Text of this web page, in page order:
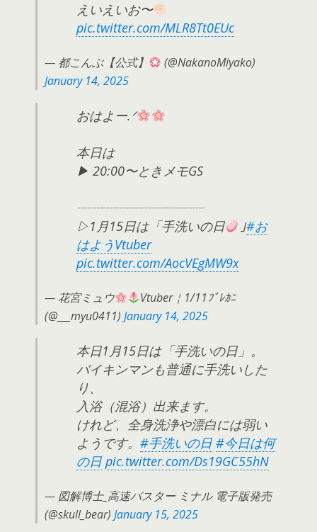
えいえいお〜
pic.twitter.com/MLR8Tt0EUc
— 都こんぶ【公式】
(@NakanoMiyako)
January 14, 2025
おはよー.ᐟ
本日は
▶ 20:00〜ときメモGS
┈┈┈┈┈┈┈┈┈┈
▷1月15日は「手洗いの日
｣#お
はようVtuber
pic.twitter.com/AocVEgMW9x
— 花宮ミュウ
Vtuber￤1/11ﾌﾞﾚｶﾆ
(@___myu0411) January 14, 2025
本日1月15日は「手洗いの日」。
バイキンマンも普通に手洗いした
り、
入浴（混浴）出来ます。
けれど、全身洗浄や漂白には弱い
ようです。 #手洗いの日 #今日は何
の日 pic.twitter.com/Ds19GC55hN
— 図解博士_高速バスター ミナル 電子版発売
(@skull_bear) January 15, 2025